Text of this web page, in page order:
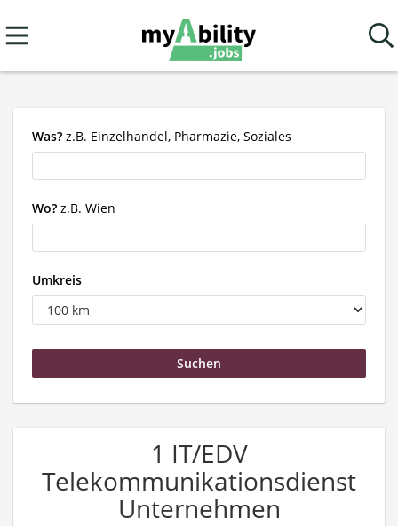
Was? z.B. Einzelhandel, Pharmazie, Soziales
Wo? z.B. Wien
Umkreis
1 IT/EDV
Telekommunikationsdienst
Unternehmen